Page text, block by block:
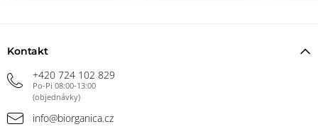
Kontakt
+420 724 102 829
Po-Pi 08:00-13:00
(objednávky)
info@biorganica.cz